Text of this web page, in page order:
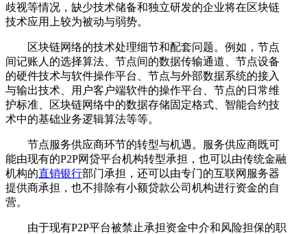
歧视等情况，缺少技术储备和独立研发的企业将在区块链
技术应用上较为被动与弱势。
区块链网络的技术处理细节和配套问题。例如，节点
间记账人的选择算法、节点间的数据传输通道、节点设备
的硬件技术与软件操作平台、节点与外部数据系统的接入
与输出技术、用户客户端软件的操作平台、节点的日常维
护标准、区块链网络中的数据存储固定格式、智能合约技
术中的基础业务逻辑算法等等。
节点服务供应商环节的转型与机遇。服务供应商既可
能由现有的P2P网贷平台机构转型承担，也可以由传统金融
机构的直销银行部门承担，还可以由专门的互联网服务器
提供商承担，也不排除有小额贷款公司机构进行资金的自
营。
由于现有P2P平台被禁止承担资金中介和风险担保的职